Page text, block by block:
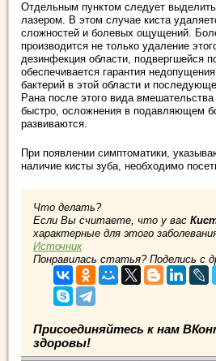
Отдельным пунктом следует
лазером. В этом случае киста
сложностей и болевых ощущений.
производится не только удаление
дезинфекция области, подвергшейся
обеспечивается гарантия
бактерий в этой области и
Рана после этого вида
быстро, осложнения в подавляющем
развиваются.
При появлении симптоматики,
наличие кисты зуба, необходимо
Что делать?
Если Вы считаете, что у вас
характерные для этого
Источник
Понравилась статья? Поделись с
Присоединяйтесь к нам
здоровы!